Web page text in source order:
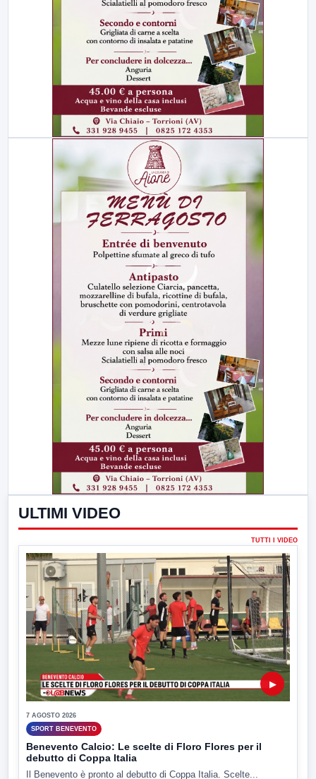
ULTIMI VIDEO
TUTTI I VIDEO
▶
7 AGOSTO 2026
SPORT BENEVENTO
Benevento Calcio: Le scelte di Floro Flores per il
debutto di Coppa Italia
Il Benevento è pronto al debutto di Coppa Italia. Scelte...